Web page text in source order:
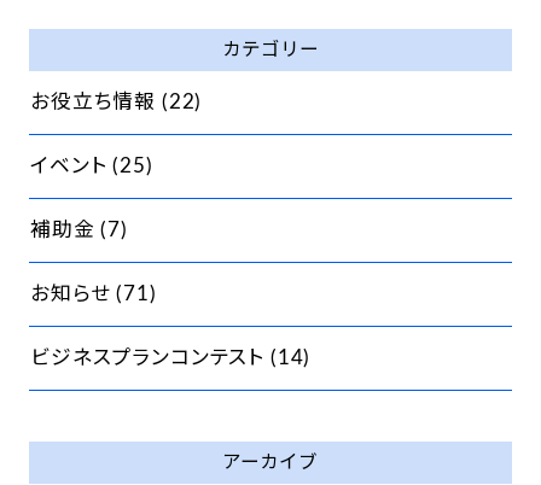
カテゴリー
お役立ち情報 (22)
イベント (25)
補助金 (7)
お知らせ (71)
ビジネスプランコンテスト (14)
アーカイブ